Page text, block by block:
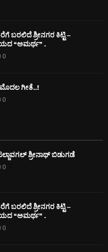
ಬರಲಿದೆ ಶ್ರೀನಗರ ಕಿಟ್ಟಿ –
“ಅಮರ್ಥ” .
0
ಮೊದಲ‌ ಗೀತೆ..!
0
ಶ್ರೀನಾಥ್ ಬಿಡುಗಡೆ
0
ಬರಲಿದೆ ಶ್ರೀನಗರ ಕಿಟ್ಟಿ –
“ಅಮರ್ಥ” .
0